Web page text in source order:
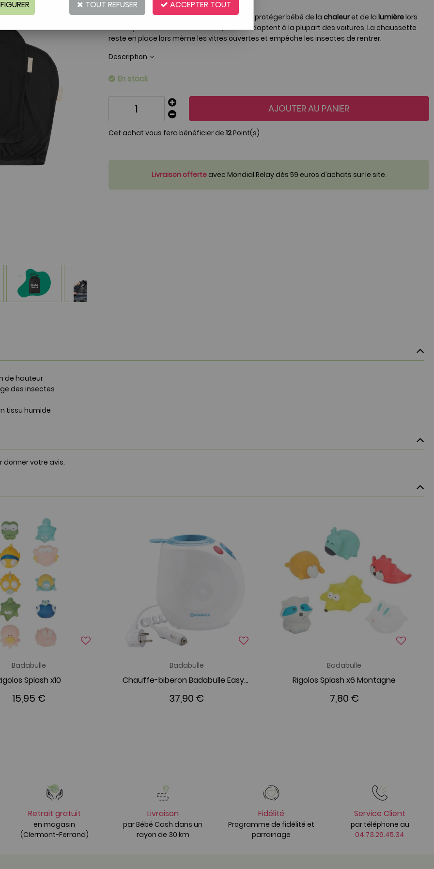
Réf. :AR0002948
Leschaussettes pare soleilpermettent de protéger bébé de la chaleuret de la lumièrelors
des trajets en voiture.Extensibles, elles s'adaptent à la plupart des voitures. La chaussette
reste en place lors même les vitres ouvertes et empêche les insectes de rentrer.
Description
En stock
AJOUTER AU PANIER
Cet achat vous fera bénéficier de 12Point(s)
Livraison offerteavec Mondial Relay dès 59 euros d’achats sur le site.
de hauteur
des insectes
tissu humide
donner votre avis.
Badabulle
Splash x10
15,95 €
Badabulle
Chauffe-biberon Badabulle Easy+ Maison/Voiture
37,90 €
Badabulle
Rigolos Splash x6 Montagne
7,80 €
Retrait gratuit
en magasin
(Clermont-Ferrand)
Livraison
par Bébé Cash dans un
rayon de 30 km
Fidélité
Programme de fidélité et
parrainage
Service Client
par téléphone au
04.73.26.45.34
TOUT REFUSER ACCEPTER TOUT